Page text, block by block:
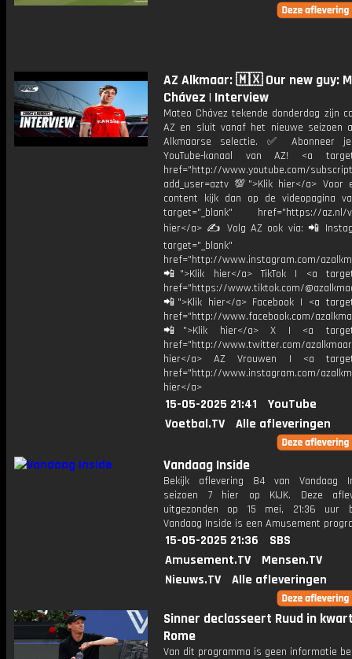
AZ Alkmaar: 🇲🇽 Our new guy:
Chávez | Interview
Mateo Chávez tekende donderdag zijn
AZ en sluit vanaf het nieuwe seizoen
Alkmaarse selectie. ✅ Abonneer
YouTube-kanaal van AZ! <a
href="http://www.youtube.com/
add_user=aztv 💯">Klik hier</a> Voor
content kijk dan op de videopagina
target="_blank" href="https://az.nl/
hier</a> ✍ Volg AZ ook via: 📲
target="_blank"
href="http://www.instagram.com/
📲">Klik hier</a> TikTok | <a
href="https://www.tiktok.com/
📲">Klik hier</a> Facebook | <a
href="http://www.facebook.com/
📲">Klik hier</a> X | <a
href="http://www.twitter.com/
hier</a> AZ Vrouwen | <a
href="http://www.instagram.com/
hier</a>
15-05-2025 21:41
YouTube
Voetbal.TV
Alle afleveringen
Vandaag Inside
Bekijk aflevering 84 van Vandaag
seizoen 7 hier op KIJK. Deze
uitgezonden op 15 mei, 21:36 uur
Vandaag Inside is een Amusement
15-05-2025 21:36
SBS
Amusement.TV
Mensen.TV
Nieuws.TV
Alle afleveringen
Sinner declasseert Ruud in
Rome
Van dit programma is geen informatie